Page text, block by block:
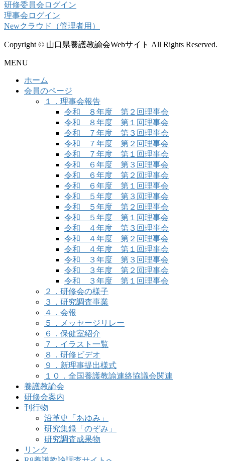
研修委員会ログイン
理事会ログイン
Newクラウド（管理者用）
Copyright © 山口県養護教諭会Webサイト All Rights Reserved.
MENU
ホーム
会員のページ
１．理事会報告
令和 ８年度 第２回理事会
令和 ８年度 第１回理事会
令和 ７年度 第３回理事会
令和 ７年度 第２回理事会
令和 ７年度 第１回理事会
令和 ６年度 第３回理事会
令和 ６年度 第２回理事会
令和 ６年度 第１回理事会
令和 ５年度 第３回理事会
令和 ５年度 第２回理事会
令和 ５年度 第１回理事会
令和 ４年度 第３回理事会
令和 ４年度 第２回理事会
令和 ４年度 第１回理事会
令和 ３年度 第３回理事会
令和 ３年度 第２回理事会
令和 ３年度 第１回理事会
２．研修会の様子
３．研究調査事業
４．会報
５．メッセージリレー
６．保健室紹介
７．イラスト一覧
８．研修ビデオ
９．新理事提出様式
１０．全国養護教諭連絡協議会関連
養護教諭会
研修会案内
刊行物
沿革史「あゆみ」
研究集録「のぞみ」
研究調査成果物
リンク